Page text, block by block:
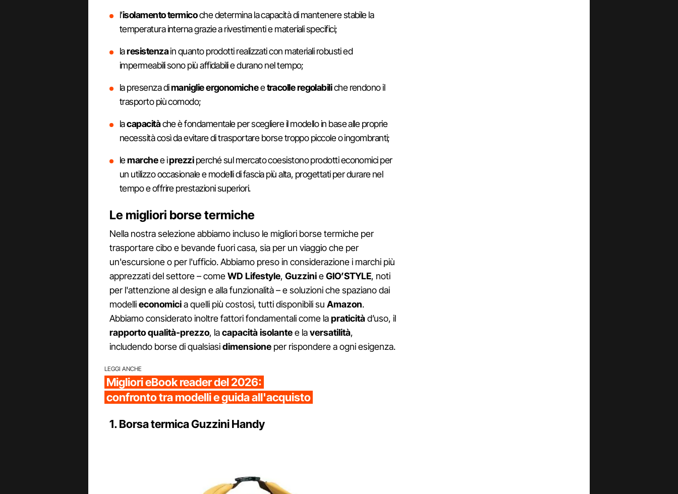
l’isolamento termicoche determina la capacità di mantenere stabile la
temperatura interna grazie a rivestimenti e materiali specifici;
laresistenzain quanto prodotti realizzati con materiali robusti ed
impermeabili sono più affidabili e durano nel tempo;
la presenza dimaniglie ergonomicheetracolle regolabiliche rendono il
trasporto più comodo;
lacapacitàche è fondamentale per scegliere il modello in base alle proprie
necessità così da evitare di trasportare borse troppo piccole o ingombranti;
lemarchee iprezziperché sul mercato coesistono prodotti economici per
un utilizzo occasionale e modelli di fascia più alta, progettati per durare nel
tempo e offrire prestazioni superiori.
Le migliori borse termiche
Nella nostra selezione abbiamo incluso le migliori borse termiche per
trasportare cibo e bevande fuori casa, sia per un viaggio che per
un'escursione o per l'ufficio. Abbiamo preso in considerazione i marchi più
apprezzati del settore – comeWD Lifestyle, GuzzinieGIO’STYLE, noti
per l'attenzione al design e alla funzionalità – e soluzioni che spaziano dai
modellieconomicia quelli più costosi, tutti disponibili su Amazon.
Abbiamo considerato inoltre fattori fondamentali come lapraticitàd’uso, il
rapporto qualità-prezzo, lacapacità isolantee laversatilità,
includendo borse di qualsiasidimensione per rispondere a ogni esigenza.
LEGGI ANCHE
Migliori eBook reader del 2026:
confronto tra modelli e guida all'acquisto
1. Borsa termica Guzzini Handy